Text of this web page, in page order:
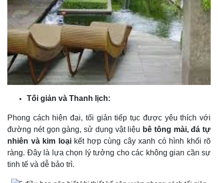
Tối giản và Thanh lịch:
Phong cách hiện đại, tối giản tiếp tục được yêu thích với
đường nét gọn gàng, sử dụng vật liệu bê tông mài, đá tự
nhiên và kim loạikết hợp cùng cây xanh có hình khối rõ
ràng. Đây là lựa chọn lý tưởng cho các không gian cần sự
tinh tế và dễ bảo trì.